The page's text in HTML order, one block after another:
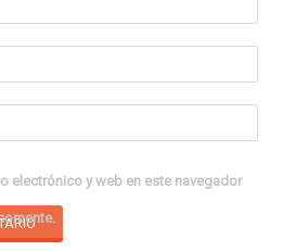
electrónico y web en este navegador